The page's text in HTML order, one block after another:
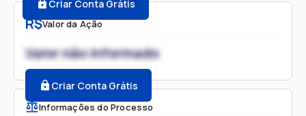
R$Valor da Ação
Valor não informado
Criar Conta Grátis
Informações do Processo
Criar Conta Grátis